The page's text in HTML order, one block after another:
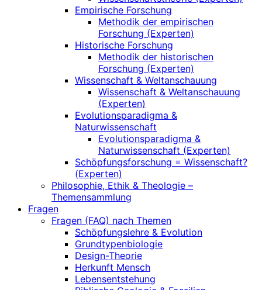
Empirische Forschung
Methodik der empirischen
Forschung (Experten)
Historische Forschung
Methodik der historischen
Forschung (Experten)
Wissenschaft & Weltanschauung
Wissenschaft & Weltanschauung
(Experten)
Evolutionsparadigma &
Naturwissenschaft
Evolutionsparadigma &
Naturwissenschaft (Experten)
Schöpfungsforschung = Wissenschaft?
(Experten)
Philosophie, Ethik & Theologie –
Themensammlung
Fragen
Fragen (FAQ) nach Themen
Schöpfungslehre & Evolution
Grundtypenbiologie
Design-Theorie
Herkunft Mensch
Lebensentstehung